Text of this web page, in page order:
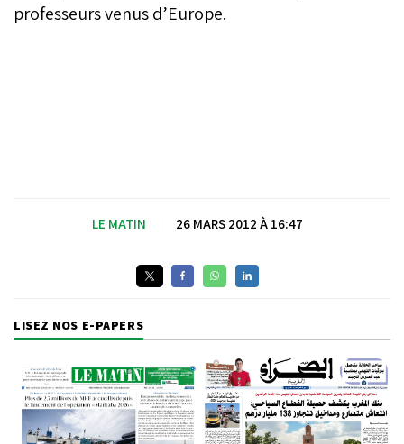
professeurs venus d’Europe.
LE MATIN 26 MARS 2012 À 16:47
LISEZ NOS E-PAPERS